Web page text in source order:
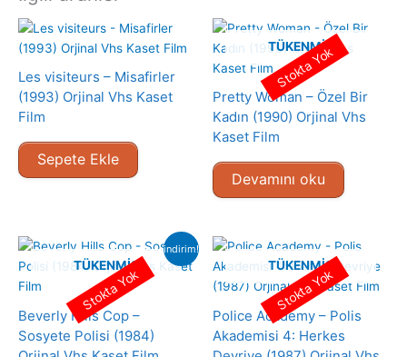
Les visiteurs – Misafirler
(1993) Orjinal Vhs Kaset
Film
Sepete Ekle
TÜKENMIŞ
Pretty Woman – Özel Bir
Kadın (1990) Orjinal Vhs
Kaset Film
Devamını oku
Stokta Yok
indirim!
TÜKENMIŞ
Beverly Hills Cop –
Sosyete Polisi (1984)
Stokta Yok
TÜKENMIŞ
Police Academy – Polis
Akademisi 4: Herkes
Stokta Yok